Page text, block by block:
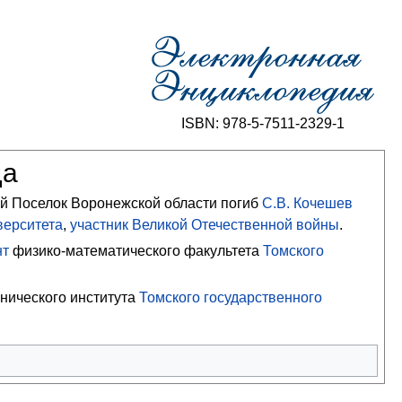
ISBN: 978-5-7511-2329-1
Воронежской области погиб С.В. Кочешев
, участник Великой Отечественной войны.
физико-математического факультета Томского
института Томского государственного